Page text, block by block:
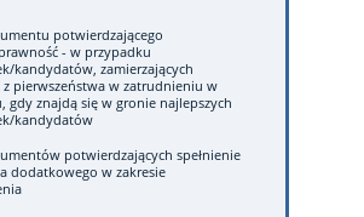
potwierdzającego
- w przypadku
kandydatów, zamierzających
z pierwszeństwa w zatrudnieniu w
gdy znajdą się w gronie najlepszych
kandydatów
potwierdzających spełnienie
dodatkowego w zakresie